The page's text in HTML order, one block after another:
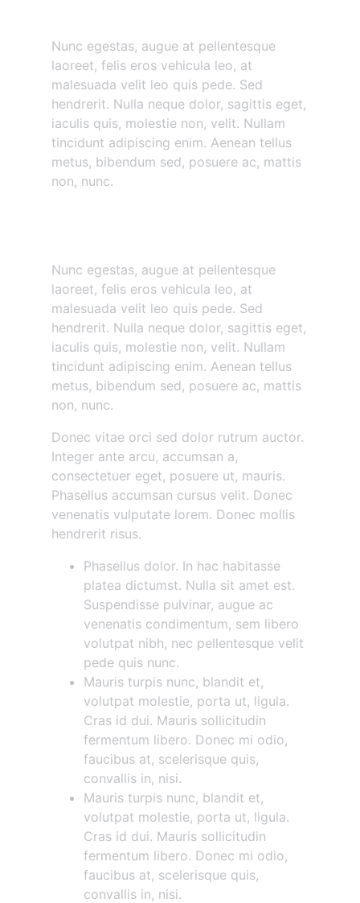
Nunc egestas, augue at pellentesque
laoreet, felis eros vehicula leo, at
malesuada velit leo quis pede. Sed
hendrerit. Nulla neque dolor, sagittis eget,
iaculis quis, molestie non, velit. Nullam
tincidunt adipiscing enim. Aenean tellus
metus, bibendum sed, posuere ac, mattis
non, nunc.
Nunc egestas, augue at pellentesque
laoreet, felis eros vehicula leo, at
malesuada velit leo quis pede. Sed
hendrerit. Nulla neque dolor, sagittis eget,
iaculis quis, molestie non, velit. Nullam
tincidunt adipiscing enim. Aenean tellus
metus, bibendum sed, posuere ac, mattis
non, nunc.
Donec vitae orci sed dolor rutrum auctor.
Integer ante arcu, accumsan a,
consectetuer eget, posuere ut, mauris.
Phasellus accumsan cursus velit. Donec
venenatis vulputate lorem. Donec mollis
hendrerit risus.
Phasellus dolor. In hac habitasse
platea dictumst. Nulla sit amet est.
Suspendisse pulvinar, augue ac
venenatis condimentum, sem libero
volutpat nibh, nec pellentesque velit
pede quis nunc.
Mauris turpis nunc, blandit et,
volutpat molestie, porta ut, ligula.
Cras id dui. Mauris sollicitudin
fermentum libero. Donec mi odio,
faucibus at, scelerisque quis,
convallis in, nisi.
Mauris turpis nunc, blandit et,
volutpat molestie, porta ut, ligula.
Cras id dui. Mauris sollicitudin
fermentum libero. Donec mi odio,
faucibus at, scelerisque quis,
convallis in, nisi.